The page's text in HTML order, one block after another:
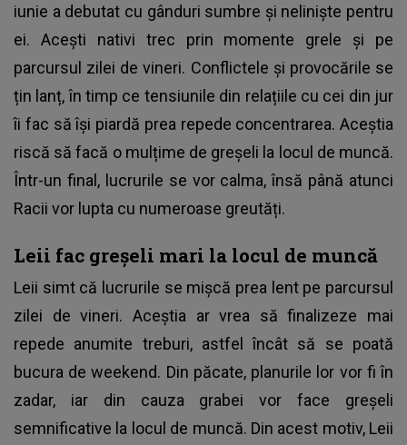
iunie a debutat cu gânduri sumbre și neliniște pentru
ei. Acești nativi trec prin momente grele și pe
parcursul zilei de vineri. Conflictele și provocările se
țin lanț, în timp ce tensiunile din relațiile cu cei din jur
îi fac să își piardă prea repede concentrarea. Aceștia
riscă să facă o mulțime de greșeli la locul de muncă.
Într-un final, lucrurile se vor calma, însă până atunci
Racii vor lupta cu numeroase greutăți.
Leii fac greșeli mari la locul de muncă
Leii simt că lucrurile se mișcă prea lent pe parcursul
zilei de vineri. Aceștia ar vrea să finalizeze mai
repede anumite treburi, astfel încât să se poată
bucura de weekend. Din păcate, planurile lor vor fi în
zadar, iar din cauza grabei vor face greșeli
semnificative la locul de muncă. Din acest motiv, Leii